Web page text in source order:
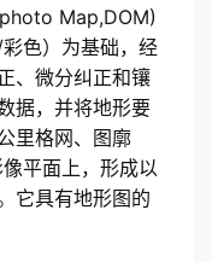
Map,DOM)
色）为基础，经
、微分纠正和镶
据，并将地形要
里格网、图廓
平面上，形成以
它具有地形图的